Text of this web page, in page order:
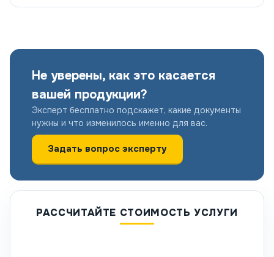
Не уверены, как это касается
вашей продукции?
Эксперт бесплатно подскажет, какие документы
нужны и что изменилось именно для вас.
Задать вопрос эксперту
РАССЧИТАЙТЕ СТОИМОСТЬ УСЛУГИ